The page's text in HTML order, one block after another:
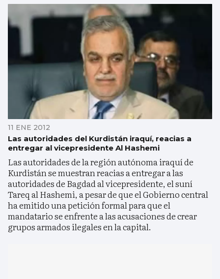
11 ENE 2012
Las autoridades del Kurdistán iraquí, reacias a
entregar al vicepresidente Al Hashemi
Las autoridades de la región autónoma iraquí de
Kurdistán se muestran reacias a entregar a las
autoridades de Bagdad al vicepresidente, el suní
Tareq al Hashemi, a pesar de que el Gobierno central
ha emitido una petición formal para que el
mandatario se enfrente a las acusaciones de crear
grupos armados ilegales en la capital.